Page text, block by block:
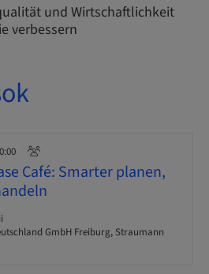
und Wirtschaftlichkeit
verbessern
Café: Smarter planen,
GmbH Freiburg, Straumann